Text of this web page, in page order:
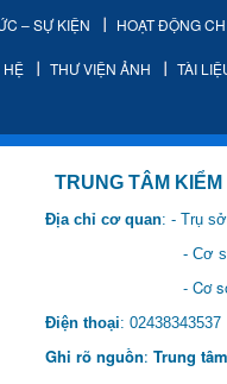
– SỰ KIỆN HOẠT ĐỘNG
HỆ THƯ VIỆN ẢNH TÀI
TÂM KIỂM SOÁT
Địa chỉ cơ quan: - Trụ
2: Khu Hành
3: Số 1 Ngõ 2
Điện thoại:
Ghi rõ nguồn: Trung